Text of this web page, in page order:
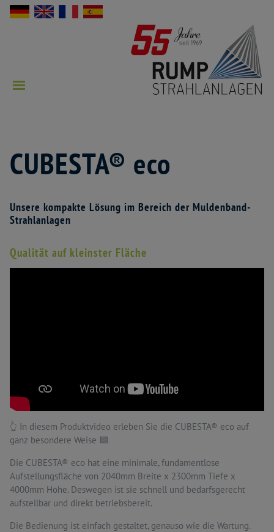
CUBESTA® eco
Unsere kompakte Lösung im Bereich der Muldenband-
Strahlanlagen
Qualität auf kleinster Fläche
👆 In diesem Produktvideo erleben Sie die CUBESTA® eco auf
ganz besondere Weise 🟩
Die CUBESTA® eco hat eine minimale, fundamentlose
Aufstellungsfläche von 2040mm Breite x 2300mm Tiefe x
4000mm Höhe. Deswegen ist sie schnell und bedarfsgerecht
aufstellbar und direkt betriebsbereit.
Die Bedienung ist einfach gestaltet, genauso wie die Wartung.